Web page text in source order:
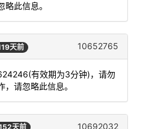
此信息。
天前 10652765
有效期为3分钟)，请勿
请忽略此信息。
天前 10692032